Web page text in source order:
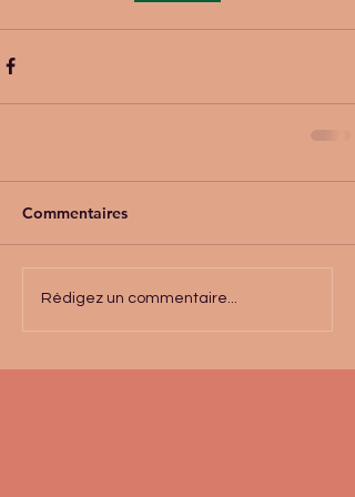
Commentaires
Rédigez un commentaire...